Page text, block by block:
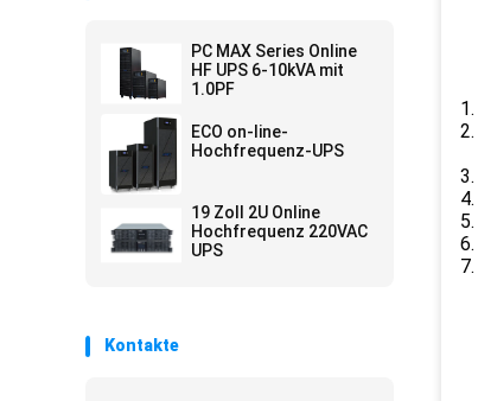
PC MAX Series Online
HF UPS 6-10kVA mit
1.0PF
ECO on-line-
Hochfrequenz-UPS
19 Zoll 2U Online
Hochfrequenz 220VAC
UPS
Kontakte